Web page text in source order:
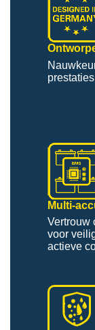
Multi-
Vertrouw
voor
actieve